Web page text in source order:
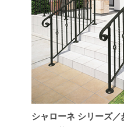
シャローネ シリーズ／